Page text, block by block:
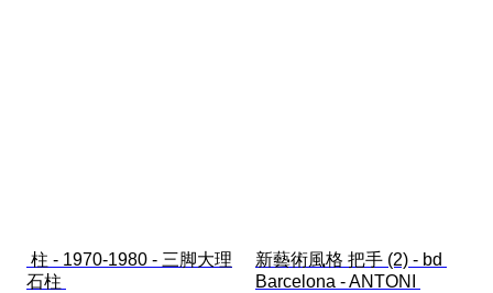
石柱
新藝術風格 把手 (2) - bd
Barcelona - ANTONI